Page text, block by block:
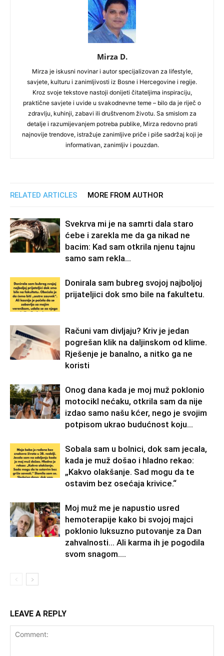
Mirza D.
Mirza je iskusni novinar i autor specijalizovan za lifestyle,
savjete, kulturu i zanimljivosti iz Bosne i Hercegovine i regije.
Kroz svoje tekstove nastoji donijeti čitateljima inspiraciju,
praktične savjete i uvide u svakodnevne teme – bilo da je riječ o
zdravlju, kuhinji, zabavi ili društvenom životu. Sa smislom za
detalje i razumijevanjem potreba publike, Mirza redovno prati
najnovije trendove, istražuje zanimljive priče i piše sadržaj koji je
informativan, zanimljiv i pouzdan.
RELATED ARTICLES MORE FROM AUTHOR
Svekrva mi je na samrti dala staro
ćebe i zarekla me da ga nikad ne
bacim: Kad sam otkrila njenu tajnu
samo sam rekla...
Donirala sam bubreg svojoj najboljoj
prijateljici dok smo bile na fakultetu.
Računi vam divljaju? Kriv je jedan
pogrešan klik na daljinskom od klime.
Rješenje je banalno, a nitko ga ne
koristi
Onog dana kada je moj muž poklonio
motocikl nećaku, otkrila sam da nije
izdao samo našu kćer, nego je svojim
potpisom ukrao budućnost koju...
Sobala sam u bolnici, dok sam jecala,
kada je muž došao i hladno rekao:
„Kakvo olakšanje. Sad mogu da te
ostavim bez osećaja krivice.“
Moj muž me je napustio usred
hemoterapije kako bi svojoj majci
poklonio luksuzno putovanje za Dan
zahvalnosti… Ali karma ih je pogodila
svom snagom....
LEAVE A REPLY